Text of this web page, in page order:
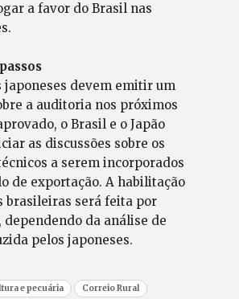
a favor do Brasil nas
japoneses devem emitir um
a auditoria nos próximos
o Brasil e o Japão
as discussões sobre os
a serem incorporados
de exportação. A habilitação
brasileiras será feita por
da análise de
pelos japoneses.
e pecuária Correio Rural